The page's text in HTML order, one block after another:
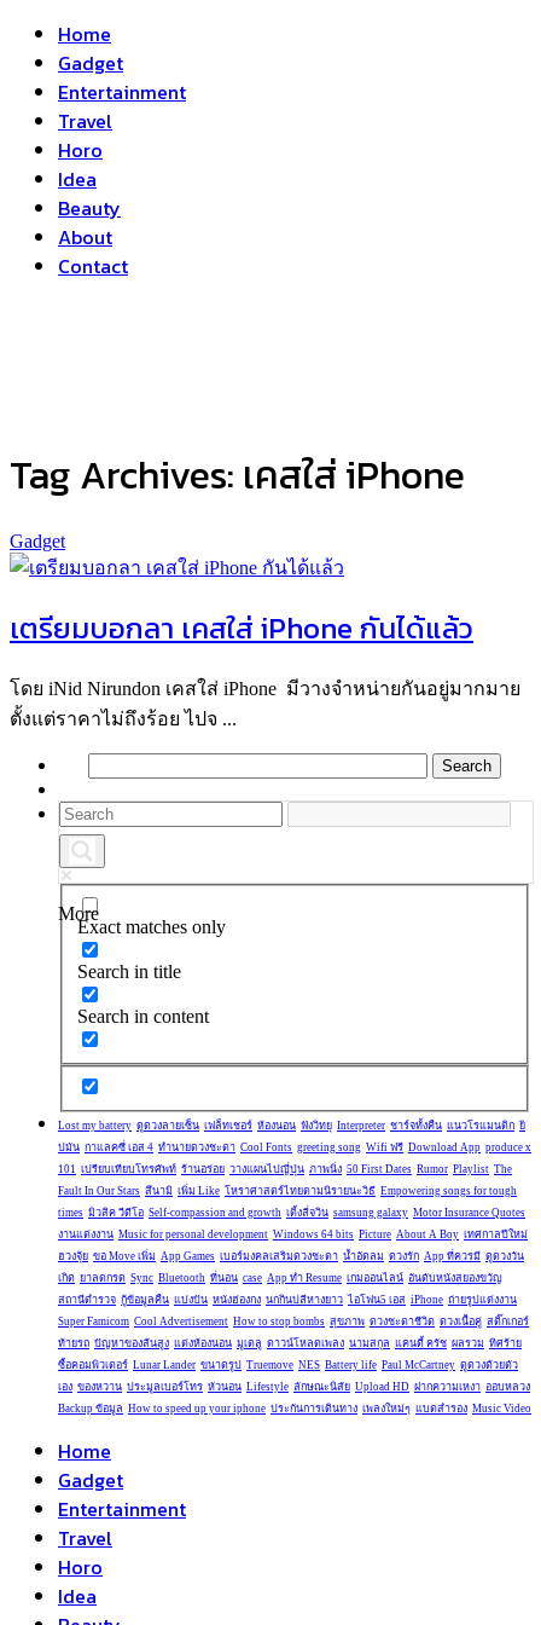
Home
Gadget
Entertainment
Travel
Horo
Idea
Beauty
About
Contact
Tag Archives: เคสใส่ iPhone
Gadget
เตรียมบอกลา เคสใส่ iPhone กันได้แล้ว
โดย iNid Nirundon เคสใส่ iPhone มีวางจำหน่ายกันอยู่มากมาย
ตั้งแต่ราคาไม่ถึงร้อย ไปจ ...
More
Exact matches only
Search in title
Search in content
Lost my battery ดูดวงลายเซ็น เฟล็ทเชอร์ ห้องนอน ฟังวิทยุ Interpreter ชาร์จทั้งคืน แนวโรแมนติก ยิ
ปมัน กาแลคซี่ เอส 4 ทำนายดวงชะตา Cool Fonts greeting song Wifi ฟรี Download App produce x
101 เปรียบเทียบโทรศัพท์ ร้านอร่อย วางแผนไปญี่ปุ่น ภาพนิ่ง 50 First Dates Rumor Playlist The
Fault In Our Stars สึนามิ เพิ่ม Like โหราศาสตร์ไทยตามนิรายนะวิธี Empowering songs for tough
times มิวสิค วีดีโอ Self-compassion and growth เติ้งลี่จวิน samsung galaxy Motor Insurance Quotes
งานแต่งงาน Music for personal development Windows 64 bits Picture About A Boy เทศกาลปีใหม่
ฮวงจุ้ย ขอ Move เพิ่ม App Games เบอร์มงคลเสริมดวงชะตา น้ำอัดลม ดวงรัก App ที่ควรมี ดูดวงวัน
เกิด ยาลดกรด Sync Bluetooth ที่นอน case App ทำ Resume เกมออนไลน์ อันดับหนังสยองขวัญ
สถานีตำรวจ กู้ข้อมูลคืน แบ่งปัน หนังฮ่องกง นกกินปลีหางยาว ไอโฟน5 เอส iPhone ถ่ายรูปแต่งงาน
Super Famicom Cool Advertisement How to stop bombs สุขภาพ ดวงชะตาชีวิต ดวงเนื้อคู่ สติ๊กเกอร์
ท้ายรถ ปัญหาของส้นสูง แต่งห้องนอน มูเตลู ดาวน์โหลดเพลง นามสกุล แคนดี้ ครัช ผลรวม ทิศร้าย
ซื้อคอมพิวเตอร์ Lunar Lander ขนาดรูป Truemove NES Battery life Paul McCartney ดูดวงด้วยตัว
เอง ของหวาน ประมูลเบอร์โทร หัวนอน Lifestyle ลักษณะนิสัย Upload HD ฝากความเหงา ออบหลวง
Backup ข้อมูล How to speed up your iphone ประกันการเดินทาง เพลงใหม่ๆ แบตสำรอง Music Video
Home
Gadget
Entertainment
Travel
Horo
Idea